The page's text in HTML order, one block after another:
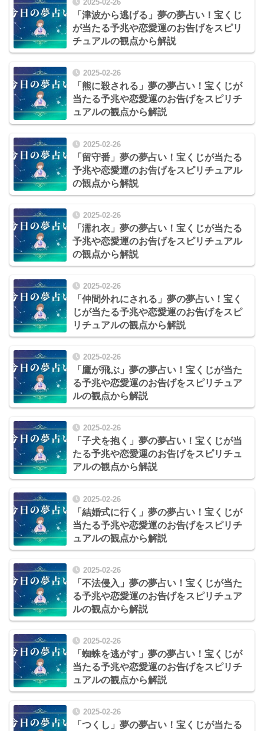
2025-02-26
「津波から逃げる」夢の夢占い！宝くじ
が当たる予兆や恋愛運のお告げをスピリ
チュアルの観点から解説
2025-02-26
「熊に殺される」夢の夢占い！宝くじが
当たる予兆や恋愛運のお告げをスピリチ
ュアルの観点から解説
2025-02-26
「留守番」夢の夢占い！宝くじが当たる
予兆や恋愛運のお告げをスピリチュアル
の観点から解説
2025-02-26
「濡れ衣」夢の夢占い！宝くじが当たる
予兆や恋愛運のお告げをスピリチュアル
の観点から解説
2025-02-26
「仲間外れにされる」夢の夢占い！宝く
じが当たる予兆や恋愛運のお告げをスピ
リチュアルの観点から解説
2025-02-26
「鷹が飛ぶ」夢の夢占い！宝くじが当た
る予兆や恋愛運のお告げをスピリチュア
ルの観点から解説
2025-02-26
「子犬を抱く」夢の夢占い！宝くじが当
たる予兆や恋愛運のお告げをスピリチュ
アルの観点から解説
2025-02-26
「結婚式に行く」夢の夢占い！宝くじが
当たる予兆や恋愛運のお告げをスピリチ
ュアルの観点から解説
2025-02-26
「不法侵入」夢の夢占い！宝くじが当た
る予兆や恋愛運のお告げをスピリチュア
ルの観点から解説
2025-02-26
「蜘蛛を逃がす」夢の夢占い！宝くじが
当たる予兆や恋愛運のお告げをスピリチ
ュアルの観点から解説
2025-02-26
「つくし」夢の夢占い！宝くじが当たる